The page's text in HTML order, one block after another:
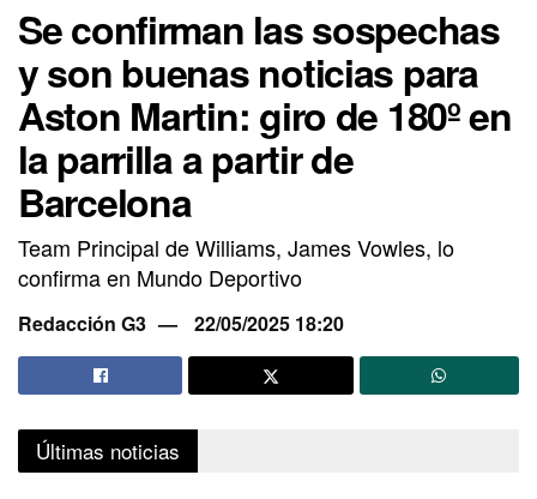
Se confirman las sospechas
y son buenas noticias para
Aston Martin: giro de 180º en
la parrilla a partir de
Barcelona
Team Principal de Williams, James Vowles, lo
confirma en Mundo Deportivo
Redacción G3 22/05/2025 18:20
Últimas noticias